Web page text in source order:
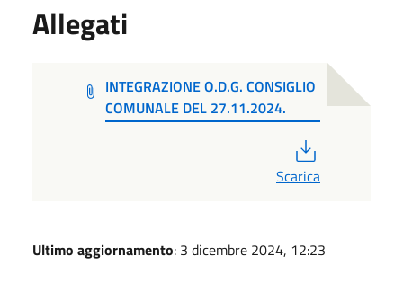
Allegati
INTEGRAZIONE O.D.G. CONSIGLIO
COMUNALE DEL 27.11.2024.
Scarica
Ultimo aggiornamento: 3 dicembre 2024, 12:23